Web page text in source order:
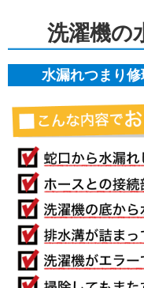
洗濯機の
水漏れつまり